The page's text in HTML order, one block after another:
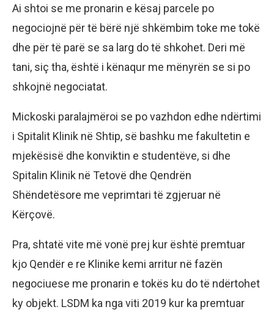
Ai shtoi se me pronarin e kësaj parcele po
negociojnë për të bërë një shkëmbim toke me tokë
dhe për të parë se sa larg do të shkohet. Deri më
tani, siç tha, është i kënaqur me mënyrën se si po
shkojnë negociatat.
Mickoski paralajmëroi se po vazhdon edhe ndërtimi
i Spitalit Klinik në Shtip, së bashku me fakultetin e
mjekësisë dhe konviktin e studentëve, si dhe
Spitalin Klinik në Tetovë dhe Qendrën
Shëndetësore me veprimtari të zgjeruar në
Kërçovë.
Pra, shtatë vite më vonë prej kur është premtuar
kjo Qendër e re Klinike kemi arritur në fazën
negociuese me pronarin e tokës ku do të ndërtohet
ky objekt. LSDM ka nga viti 2019 kur ka premtuar